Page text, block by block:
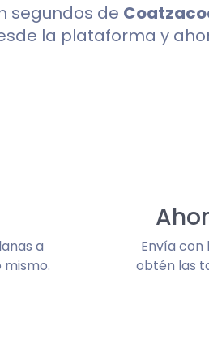
segundos de
la plataforma y
a
Envía
obtén las